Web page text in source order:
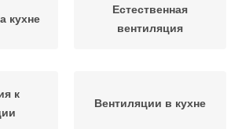
кухне
Естественная
вентиляция
к
Вентиляции в кухне